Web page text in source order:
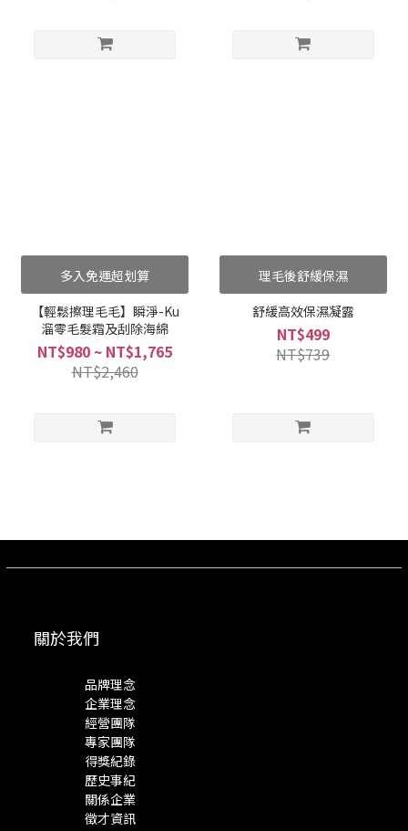
多入免運超划算
【輕鬆擦理毛毛】瞬淨-Ku
溜零毛髮霜及刮除海綿
NT$980 ~ NT$1,765
NT$2,460
理毛後舒緩保濕
舒緩高效保濕凝露
NT$499
NT$739
關於我們
品牌理念
企業理念
經營團隊
專家團隊
得獎紀錄
歷史事紀
關係企業
徵才資訊